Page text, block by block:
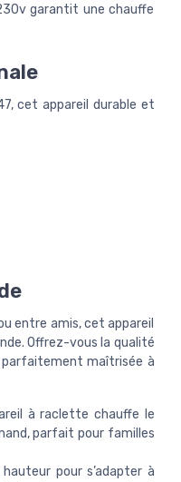
garantit une chauffe
cet appareil durable et
entre amis, cet appareil
Offrez-vous la qualité
maîtrisée à
à raclette chauffe le
parfait pour familles
pour s’adapter à